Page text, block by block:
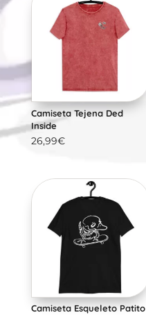
Camiseta Tejena Ded
Inside
26,99€
Camiseta Esqueleto Patito